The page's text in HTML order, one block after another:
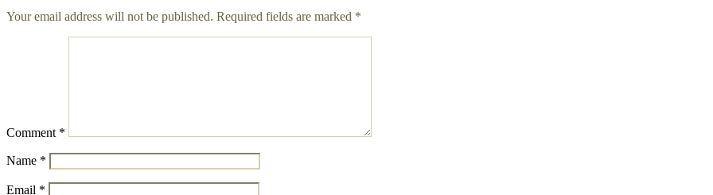
Your email address will not be published. Required fields are marked *
Comment *
Name *
Email *